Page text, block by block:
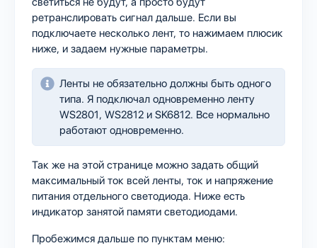
ретранслировать сигнал дальше. Если вы
подключаете несколько лент, то нажимаем плюсик
ниже, и задаем нужные параметры.
Ленты не обязательно должны быть одного
типа. Я подключал одновременно ленту
WS2801, WS2812 и SK6812. Все нормально
работают одновременно.
Так же на этой странице можно задать общий
максимальный ток всей ленты, ток и напряжение
питания отдельного светодиода. Ниже есть
индикатор занятой памяти светодиодами.
Пробежимся дальше по пунктам меню: